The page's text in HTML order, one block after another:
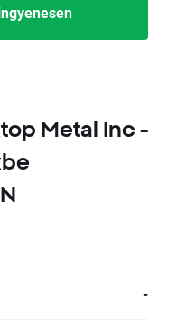
Metal Inc -
-